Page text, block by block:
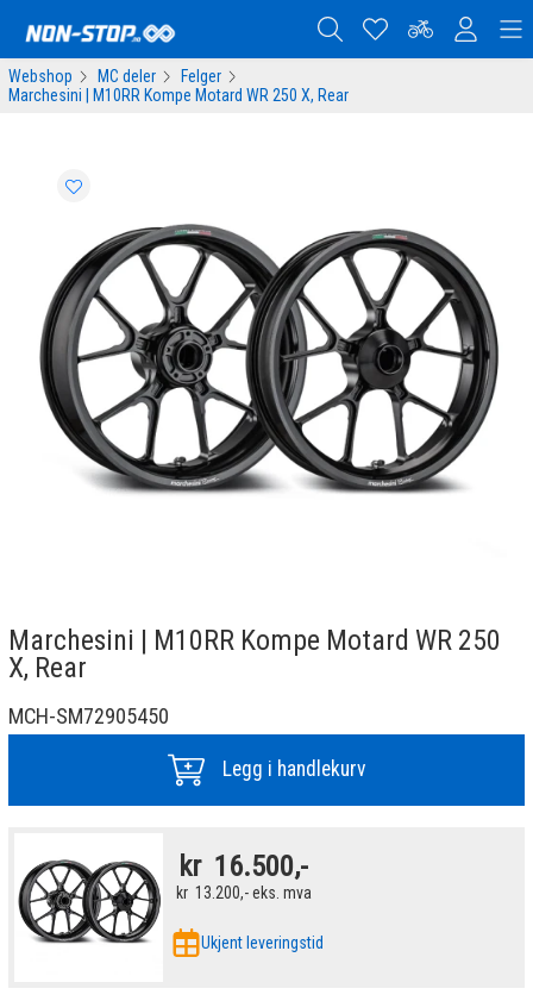
Webshop MC deler
Felger
Marchesini | M10RR Kompe Motard WR 250 X, Rear
Marchesini | M10RR Kompe Motard WR 250
X, Rear
MCH-SM72905450
Legg i handlekurv
kr 16.500,-
kr 13.200,-eks. mva
Ukjent leveringstid